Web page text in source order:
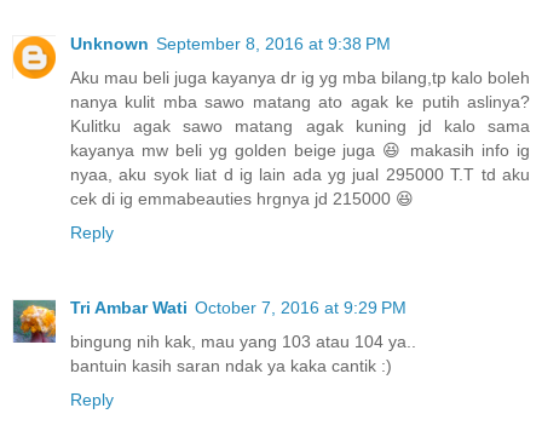
Unknown September 8, 2016 at 9:38 PM
Aku mau beli juga kayanya dr ig yg mba bilang,tp kalo boleh
nanya kulit mba sawo matang ato agak ke putih aslinya?
Kulitku agak sawo matang agak kuning jd kalo sama
kayanya mw beli yg golden beige juga 😆 makasih info ig
nyaa, aku syok liat d ig lain ada yg jual 295000 T.T td aku
cek di ig emmabeauties hrgnya jd 215000 😆
Reply
Tri Ambar Wati October 7, 2016 at 9:29 PM
bingung nih kak, mau yang 103 atau 104 ya..
bantuin kasih saran ndak ya kaka cantik :)
Reply